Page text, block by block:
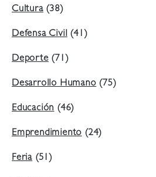
Cultura(38)
Defensa Civil(41)
Deporte(71)
Desarrollo Humano(75)
Educación(46)
Emprendimiento(24)
Feria (51)